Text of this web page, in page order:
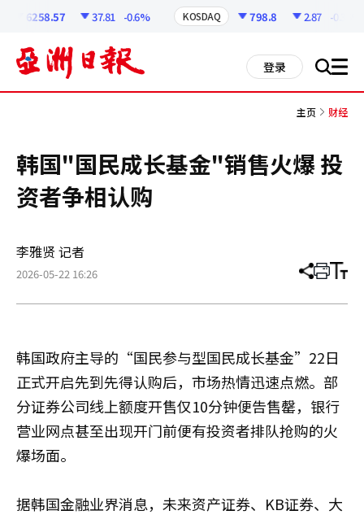
6258.57 37.81 -0.6% KOSDAQ 798.8 2.87 -0.36%
登录 搜 all
主页 财经
韩国"国民成长基金"销售火爆 投
资者争相认购
李雅贤 记者
2026-05-22 16:26 分
章
打 调
小
韩国政府主导的“国民参与型国民成长基金”22日
正式开启先到先得认购后，市场热情迅速点燃。部
分证券公司线上额度开售仅10分钟便告售罄，银行
营业网点甚至出现开门前便有投资者排队抢购的火
爆场面。
据韩国金融业界消息，未来资产证券、KB证券、大